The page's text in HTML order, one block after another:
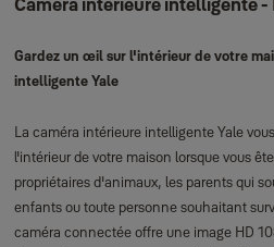
Caméra intérieure intelligente -
Gardez un œil sur l'intérieur de votre
intelligente Yale
La caméra intérieure intelligente Yale
l'intérieur de votre maison lorsque vous
propriétaires d'animaux, les parents qui
enfants ou toute personne souhaitant
caméra connectée offre une image HD